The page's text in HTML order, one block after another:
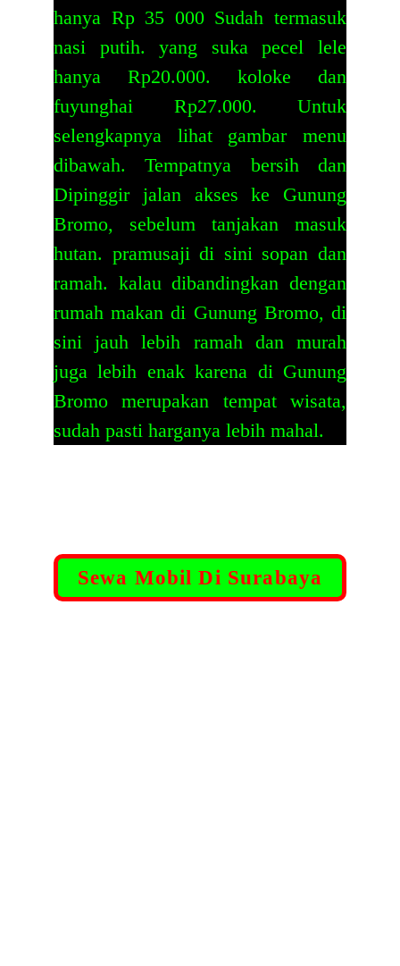
hanya Rp 35 000 Sudah termasuk
nasi putih. yang suka pecel lele
hanya Rp20.000. koloke dan
fuyunghai Rp27.000. Untuk
selengkapnya lihat gambar menu
dibawah. Tempatnya bersih dan
Dipinggir jalan akses ke Gunung
Bromo, sebelum tanjakan masuk
hutan. pramusaji di sini sopan dan
ramah. kalau dibandingkan dengan
rumah makan di Gunung Bromo, di
sini jauh lebih ramah dan murah
juga lebih enak karena di Gunung
Bromo merupakan tempat wisata,
sudah pasti harganya lebih mahal.
Sewa Mobil Di Surabaya